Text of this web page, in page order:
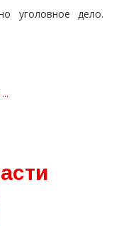
уголовное дело.